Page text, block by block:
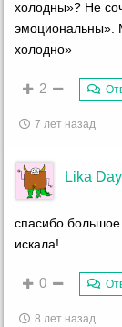
холодны»? Не
эмоциональны».
холодно»
2
7 лет назад
Lika Day
спасибо большое
искала!
0
8 лет назад